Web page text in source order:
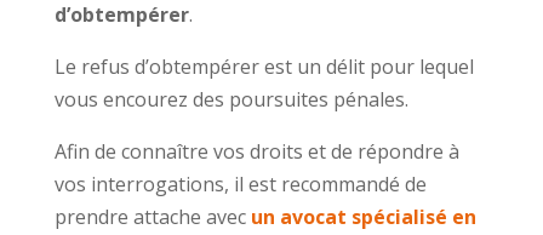
d’obtempérer.
Le refus d’obtempérer est un délit pour lequel
vous encourez des poursuites pénales.
Afin de connaître vos droits et de répondre à
vos interrogations, il est recommandé de
prendre attache avec un avocat spécialisé en